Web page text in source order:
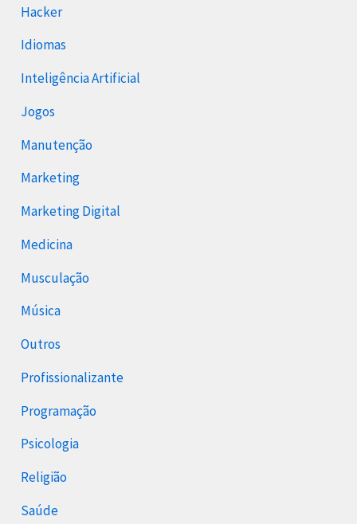
Hacker
Idiomas
Inteligência Artificial
Jogos
Manutenção
Marketing
Marketing Digital
Medicina
Musculação
Música
Outros
Profissionalizante
Programação
Psicologia
Religião
Saúde